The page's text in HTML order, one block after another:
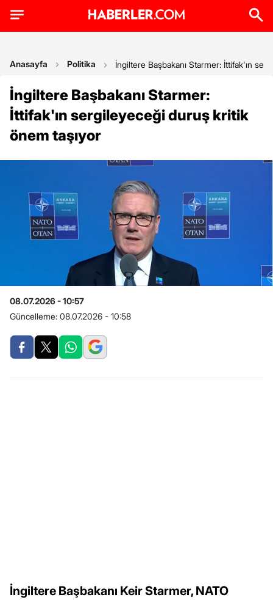
Anasayfa Politika İngiltere Başbakanı Starmer: İttifak'ın
İngiltere Başbakanı Starmer:
İttifak'ın sergileyeceği duruş kritik
önem taşıyor
08.07.2026 - 10:57
Güncelleme: 08.07.2026 - 10:58
İngiltere Başbakanı Keir Starmer, NATO